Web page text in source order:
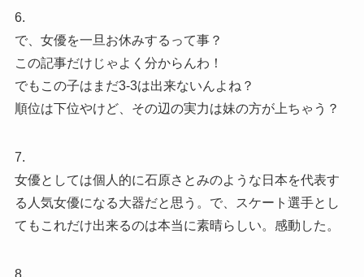
6.
で、女優を一旦お休みするって事？
この記事だけじゃよく分からんわ！
でもこの子はまだ3-3は出来ないんよね？
順位は下位やけど、その辺の実力は妹の方が上ちゃう？
7.
女優としては個人的に石原さとみのような日本を代表す
る人気女優になる大器だと思う。で、スケート選手とし
てもこれだけ出来るのは本当に素晴らしい。感動した。
8.